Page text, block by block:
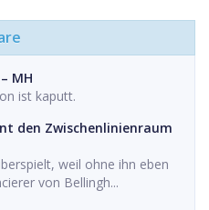
MH
ist kaputt.
den Zwischenlinienraum
weil ohne ihn eben
von Bellingh...